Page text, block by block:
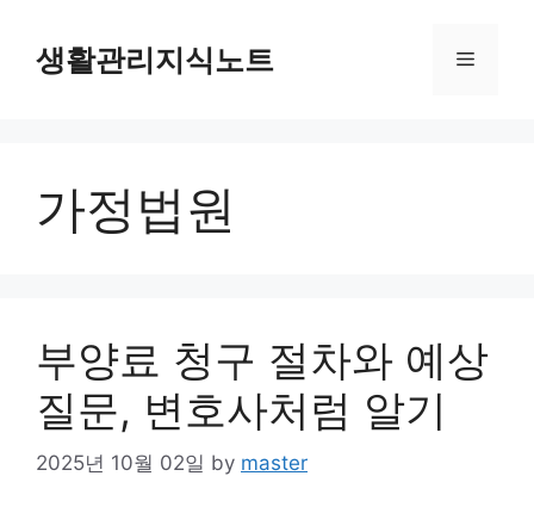
content생활관리지식노트 Menu
가정법원
부양료 청구 절차와 예상
질문, 변호사처럼 알기
2025년 10월 02일 by master